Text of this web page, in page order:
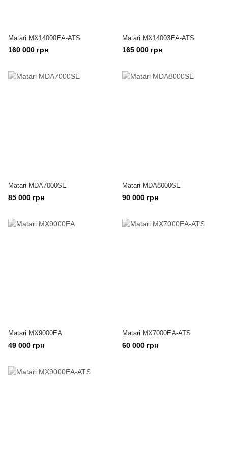
Matari MX14000EA-ATS
160 000 грн
Matari MX14003EA-ATS
165 000 грн
Matari MDA7000SE
85 000 грн
Matari MDA8000SE
90 000 грн
Matari MX9000EA
49 000 грн
Matari MX7000EA-ATS
60 000 грн